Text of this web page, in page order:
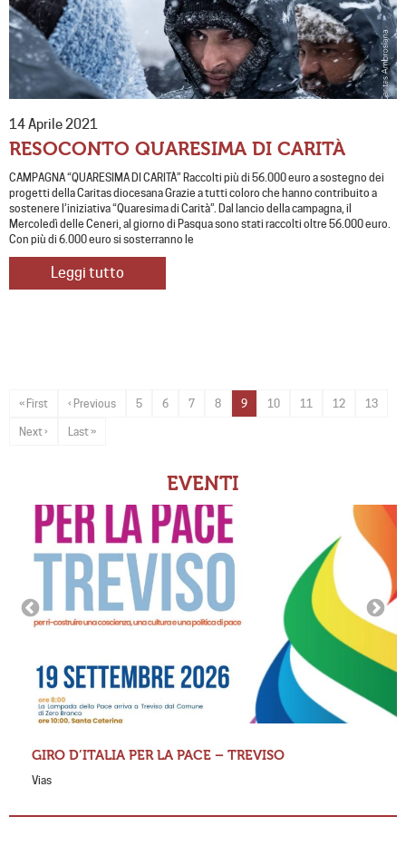
14 Aprile 2021
RESOCONTO QUARESIMA DI CARITÀ
CAMPAGNA “QUARESIMA DI CARITÀ” Raccolti più di 56.000 euro a sostegno dei
progetti della Caritas diocesana Grazie a tutti coloro che hanno contribuito a
sostenere l’iniziativa “Quaresima di Carità”. Dal lancio della campagna, il
Mercoledì delle Ceneri, al giorno di Pasqua sono stati raccolti oltre 56.000 euro.
Con più di 6.000 euro si sosterranno le
Leggi tutto
« First ‹ Previous 5 6 7 8 9 10 11 12 13
Next › Last »
EVENTI
GIRO D’ITALIA PER LA PACE – TREVISO
Vias